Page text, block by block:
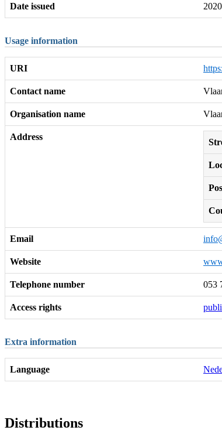
Date issued
Usage information
URI
Contact name
Organisation name
Address
Email
Website
Telephone number 053
Access rights
Extra information
Language
Distributions